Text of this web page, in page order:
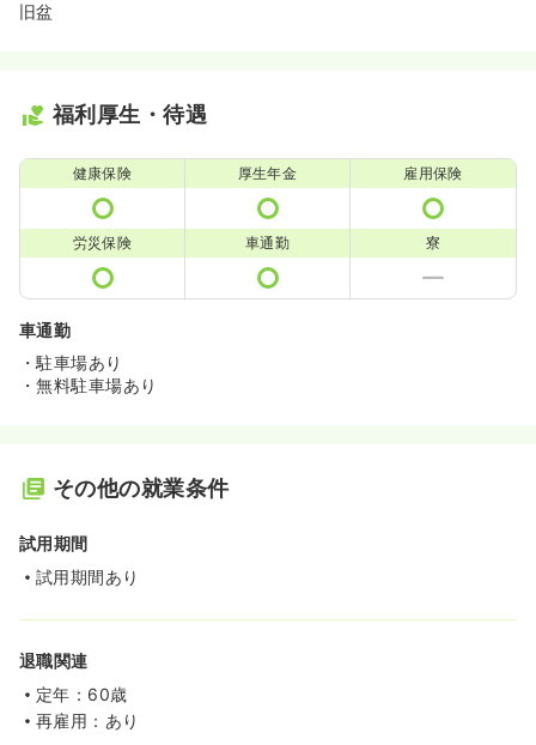
旧盆
福利厚生・待遇
健康保険 厚生年金 雇用保険
労災保険 車通勤 寮
車通勤
・駐車場あり
・無料駐車場あり
その他の就業条件
試用期間
試用期間あり
退職関連
定年：60歳
再雇用：あり